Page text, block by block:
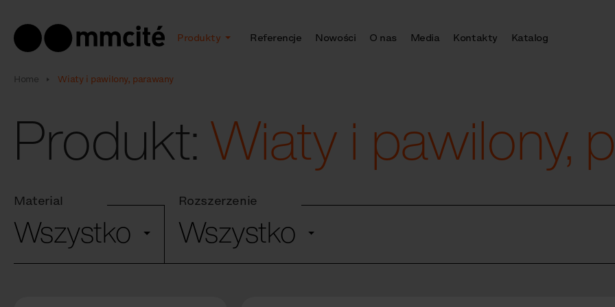
Produkty Referencje Nowości O nas Media Kontakty Katalog
Home Wiaty i pawilony, parawany
Produkt:Wiaty i pawilony,
Material
Wszystko
Rozszerzenie
Wszystko